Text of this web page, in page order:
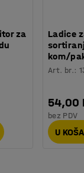
Kako su
daju
ih je
1023-1
EPD
za
Ladice
kom/
Art. br.:
54,00
bez PDV
U